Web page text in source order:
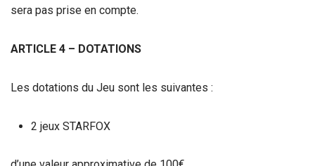
sera pas prise en compte.
ARTICLE 4 – DOTATIONS
Les dotations du Jeu sont les suivantes :
2 jeux STARFOX